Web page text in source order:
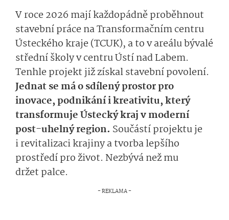
V roce 2026 mají každopádně proběhnout
stavební práce na Transformačním centru
Ústeckého kraje (TCUK), a to v areálu bývalé
střední školy v centru Ústí nad Labem.
Tenhle projekt již získal stavební povolení.
Jednat se má o sdílený prostor pro
inovace, podnikání i kreativitu, který
transformuje Ústecký kraj v moderní
post-uhelný region. Součástí projektu je
irevitalizaci krajiny a tvorba lepšího
prostředí pro život. Nezbývá než mu
držet palce.